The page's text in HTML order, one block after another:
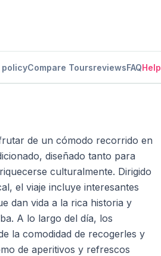
policyCompare ToursreviewsFAQHelp
de un cómodo recorrido en
diseñado tanto para
culturalmente. Dirigido
el viaje incluye interesantes
dan vida a la rica historia y
A lo largo del día, los
la comodidad de recogerles y
de aperitivos y refrescos